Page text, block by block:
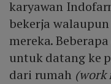
karyawan
bekerja
mereka.
untuk datang ke
dari rumah (work